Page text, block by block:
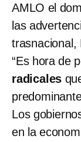
AMLO el
las
trasnacional,
“Es hora de
radicales
Los
en la